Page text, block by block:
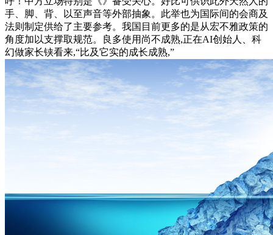
手、脚、背、以至声音等外部抽象。此举也为国际间的会商及
法则制定供给了主要参考。我国目前更多的是从宏不雅政策的
角度加以支撑取规范。良多使用尚不成熟,正在AI创始人、科
幻做家长铗看来,“比及它实的成长成熟,”